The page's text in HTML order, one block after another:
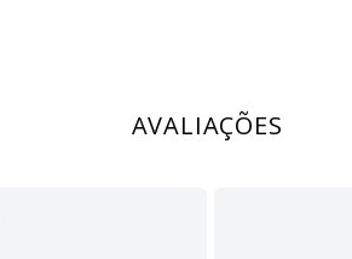
AVALIAÇÕES